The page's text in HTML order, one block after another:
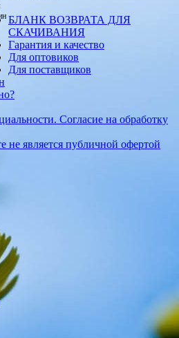
БЛАНК ВОЗВРАТА ДЛЯ
СКАЧИВАНИЯ
Гарантия и качество
Для оптовиков
Для поставщиков
Согласие на обработку
не является публичной офертой